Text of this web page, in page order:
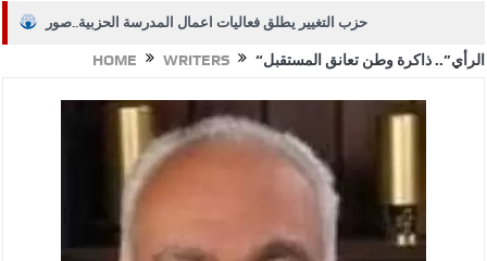
حزب التغيير يطلق فعاليات اعمال المدرسة الحزبية..صور
الجيش يفتح باب التجنيد لحملة البكالوريوس في الحقوق والقانون
بيان اجتماع عمّان:دعم الوصاية الهاشمية التاريخية على المقدسات
الإسلامية والمسيحية
الأمن يتلف 16 مليون حبة كبتاجون و1480 كغم مواد مخدرة
النواب يقر مشروع تعديل قانون الملكية العقارية
HOME WRITERS “الرأي”.. ذاكرة وطن تعانق المستقبل